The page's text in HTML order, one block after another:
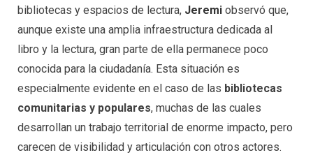
bibliotecas y espacios de lectura, Jeremi observó que,
aunque existe una amplia infraestructura dedicada al
libro y la lectura, gran parte de ella permanece poco
conocida para la ciudadanía. Esta situación es
especialmente evidente en el caso de las bibliotecas
comunitarias y populares, muchas de las cuales
desarrollan un trabajo territorial de enorme impacto, pero
carecen de visibilidad y articulación con otros actores.